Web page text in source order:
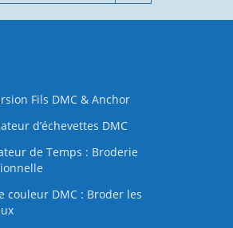
Fils DMC & Anchor
d’échevettes DMC
de Temps : Broderie
couleur DMC : Broder les